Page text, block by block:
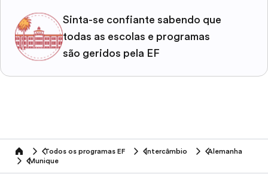
Sinta-se confiante sabendo que
todas as escolas e programas
são geridos pela EF
home Todos os programas EF Intercâmbio
Alemanha
Munique